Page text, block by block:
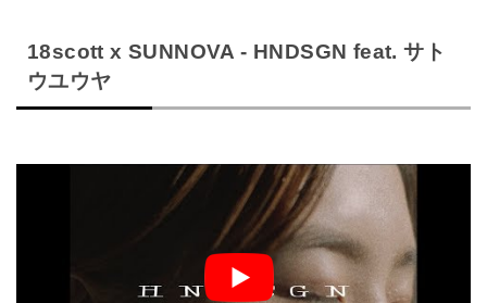
18scott x SUNNOVA - HNDSGN feat. サト
ウユウヤ